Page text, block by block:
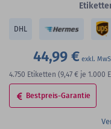
DHL
44,99 €
4.750 Etiketten (9,47 € je 1.000
Bestpreis-Garantie